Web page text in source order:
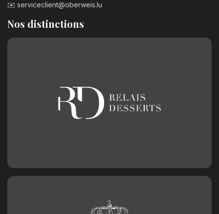
✉️ serviceclient@oberweis.lu
Nos distinctions